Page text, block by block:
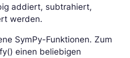
addiert, subtrahiert,
werden.
SymPy-Funktionen. Zum
einen beliebigen